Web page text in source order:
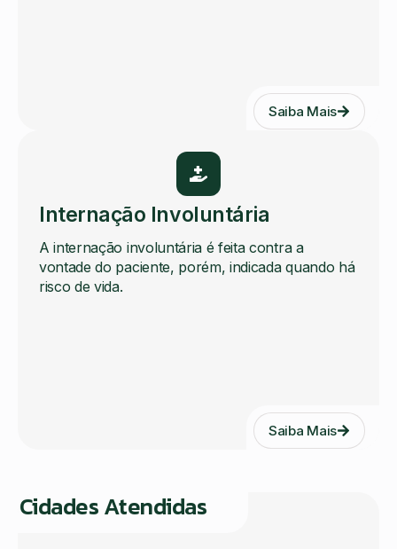
Saiba Mais
Internação Involuntária
A internação involuntária é feita contra a
vontade do paciente, porém, indicada quando há
risco de vida.
Saiba Mais
Cidades Atendidas